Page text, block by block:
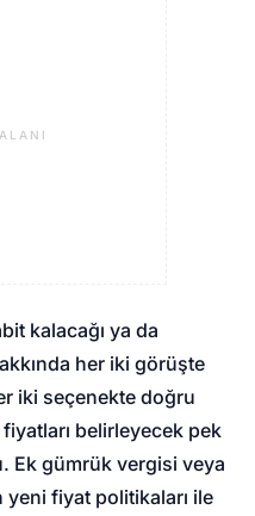
kalacağı ya da
her iki görüşte
iki seçenekte doğru
belirleyecek pek
Ek gümrük vergisi veya
yeni fiyat politikaları ile